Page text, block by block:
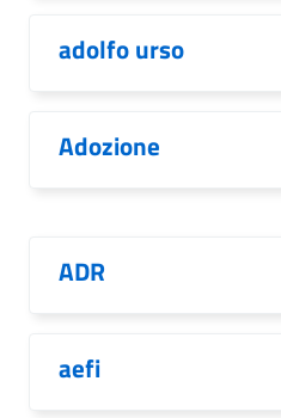
adolfo urso
Adozione
ADR
aefi